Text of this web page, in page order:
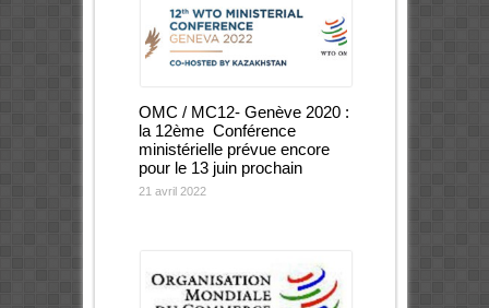
OMC / MC12- Genève 2020 :
la 12ème Conférence
ministérielle prévue encore
pour le 13 juin prochain
21 avril 2022